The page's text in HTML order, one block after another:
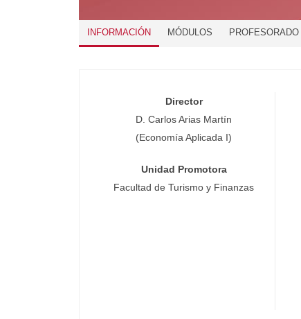
INFORMACIÓN MÓDULOS PROFESORADO
Director
D. Carlos Arias Martín
(Economía Aplicada I)
Unidad Promotora
Facultad de Turismo y Finanzas